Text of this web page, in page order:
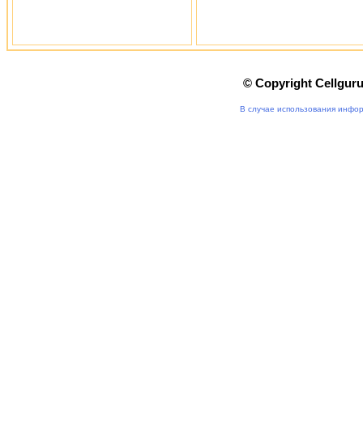
© Copyright
В случае использования